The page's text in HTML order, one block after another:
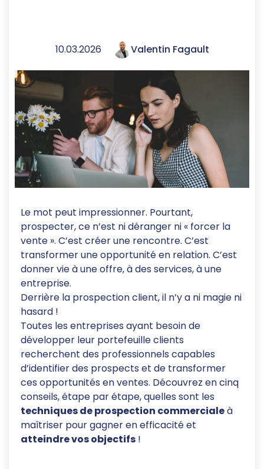
10.03.2026 Valentin Fagault
Le mot peut impressionner. Pourtant,
prospecter, ce n’est ni déranger ni « forcer la
vente ». C’est créer une rencontre. C’est
transformer une opportunité en relation. C’est
donner vie à une offre, à des services, à une
entreprise.
Derrière la prospection client, il n’y a ni magie ni
hasard !
Toutes les entreprises ayant besoin de
développer leur portefeuille clients
recherchent des professionnels capables
d’identifier des prospects et de transformer
ces opportunités en ventes. Découvrez en cinq
conseils, étape par étape, quelles sont les
techniques de prospection commercialeà
maîtriser pour gagner en efficacité et
atteindre vos objectifs !